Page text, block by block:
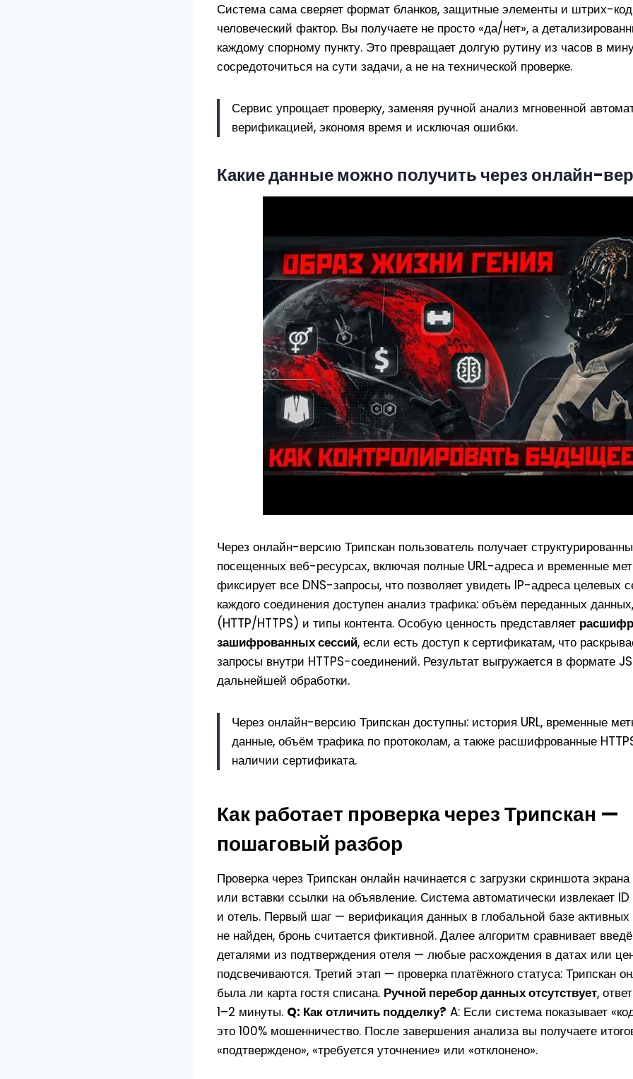
Система сама сверяет формат бланков, защитные элементы и штрих-
человеческий фактор. Вы получаете не просто «да/нет», а
каждому спорному пункту. Это превращает долгую рутину из часов в
сосредоточиться на сути задачи, а не на технической проверке.
Сервис упрощает проверку, заменяя ручной анализ мгновенной
верификацией, экономя время и исключая ошибки.
Какие данные можно получить через онлайн-
Через онлайн-версию Трипскан пользователь получает
посещенных веб-ресурсах, включая полные URL-адреса и временные
фиксирует все DNS-запросы, что позволяет увидеть IP-адреса целевых
каждого соединения доступен анализ трафика: объём переданных
(HTTP/HTTPS) и типы контента. Особую ценность представляет
зашифрованных сессий, если есть доступ к сертификатам, что
запросы внутри HTTPS-соединений. Результат выгружается в формате
дальнейшей обработки.
Через онлайн-версию Трипскан доступны: история URL, временные
данные, объём трафика по протоколам, а также расшифрованные
наличии сертификата.
Как работает проверка через Трипскан —
пошаговый разбор
Проверка через Трипскан онлайн начинается с загрузки скриншота
или вставки ссылки на объявление. Система автоматически извлекает
и отель. Первый шаг — верификация данных в глобальной базе активных
не найден, бронь считается фиктивной. Далее алгоритм сравнивает
деталями из подтверждения отеля — любые расхождения в датах или
подсвечиваются. Третий этап — проверка платёжного статуса: Трипскан
была ли карта гостя списана. Ручной перебор данных отсутствует,
1–2 минуты. Q: Как отличить подделку? A: Если система показывает
это 100% мошенничество. После завершения анализа вы получаете
«подтверждено», «требуется уточнение» или «отклонено».